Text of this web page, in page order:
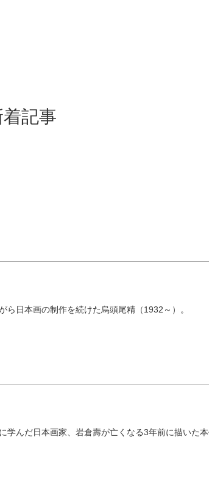
記事
日本画の制作を続けた烏頭尾精（1932～）。
学んだ日本画家、岩倉壽が亡くなる3年前に描いた